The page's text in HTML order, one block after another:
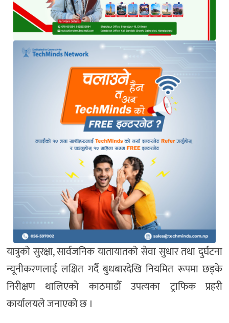
यात्रुको सुरक्षा, सार्वजनिक यातायातको सेवा सुधार तथा दुर्घटना
न्यूनीकरणलाई लक्षित गर्दै बुधबारदेखि नियमित रूपमा छड्के
निरीक्षण थालिएको काठमाडौँ उपत्यका ट्राफिक प्रहरी
कार्यालयले जनाएको छ ।